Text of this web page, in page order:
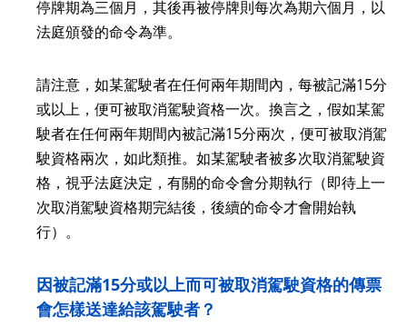
停牌期為三個月，其後再被停牌則每次為期六個月，以
法庭頒發的命令為準。
請注意，如某駕駛者在任何兩年期間內，每被記滿15分
或以上，便可被取消駕駛資格一次。換言之，假如某駕
駛者在任何兩年期間內被記滿15分兩次，便可被取消駕
駛資格兩次，如此類推。如某駕駛者被多次取消駕駛資
格，視乎法庭決定，有關的命令會分期執行（即待上一
次取消駕駛資格期完結後，後續的命令才會開始執
行）。
因被記滿15分或以上而可被取消駕駛資格的傳票
會怎樣送達給該駕駛者 ？